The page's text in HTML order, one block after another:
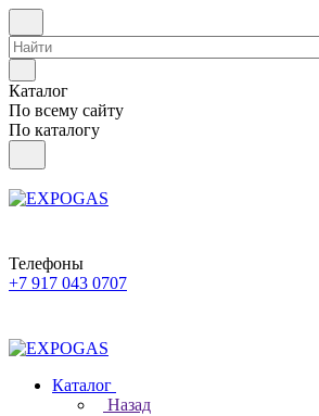
Каталог
По всему сайту
По каталогу
Телефоны
+7 917 043 0707
Каталог
Назад